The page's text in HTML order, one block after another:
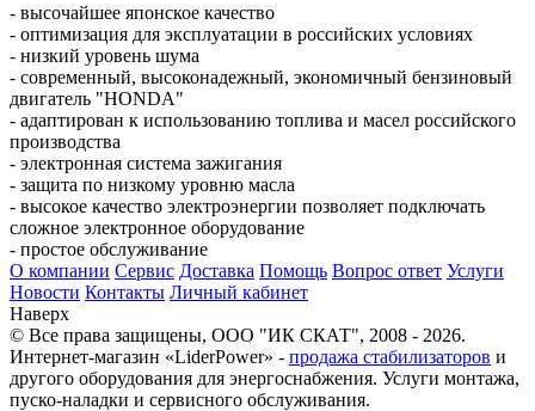
- высочайшее японское качество
- оптимизация для эксплуатации в российских условиях
- низкий уровень шума
- современный, высоконадежный, экономичный бензиновый
двигатель "HONDA"
- адаптирован к использованию топлива и масел российского
производства
- электронная система зажигания
- защита по низкому уровню масла
- высокое качество электроэнергии позволяет подключать
сложное электронное оборудование
- простое обслуживание
О компании Сервис Доставка Помощь Вопрос ответ Услуги
Новости Контакты Личный кабинет
Наверх
© Все права защищены, ООО "ИК СКАТ", 2008 - 2026.
Интернет-магазин «LiderPower» - продажа стабилизаторов и
другого оборудования для энергоснабжения. Услуги монтажа,
пуско-наладки и сервисного обслуживания.